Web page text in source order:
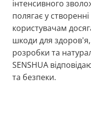
інтенсивного
полягає у
користувачам
шкоди для
розробки та
SENSHUA
та безпеки.